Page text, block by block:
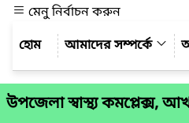
মেনু নির্বাচন করুন
আমাদের সম্পর্কে
উপজেলা স্বাস্থ্য কমপ্লেক্স,